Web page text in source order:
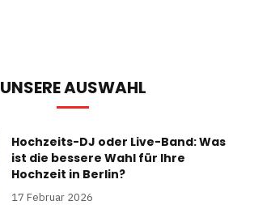
UNSERE AUSWAHL
Hochzeits-DJ oder Live-Band: Was
ist die bessere Wahl für Ihre
Hochzeit in Berlin?
17 Februar 2026